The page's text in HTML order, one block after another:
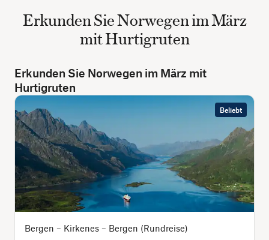
Erkunden Sie Norwegen im März
mit Hurtigruten
Erkunden Sie Norwegen im März mit
Hurtigruten
Beliebt
Bergen – Kirkenes – Bergen (Rundreise)